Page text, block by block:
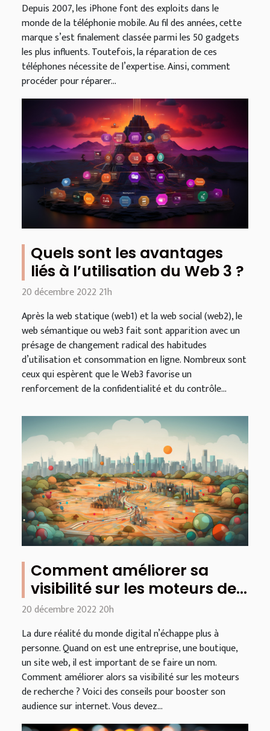
Depuis 2007, les iPhone font des exploits dans le
monde de la téléphonie mobile. Au fil des années, cette
marque s’est finalement classée parmi les 50 gadgets
les plus influents. Toutefois, la réparation de ces
téléphones nécessite de l’expertise. Ainsi, comment
procéder pour réparer...
Quels sont les avantages
liés à l’utilisation du Web 3 ?
20 décembre 2022 21h
Après la web statique (web1) et la web social (web2), le
web sémantique ou web3 fait sont apparition avec un
présage de changement radical des habitudes
d’utilisation et consommation en ligne. Nombreux sont
ceux qui espèrent que le Web3 favorise un
renforcement de la confidentialité et du contrôle...
Comment améliorer sa
visibilité sur les moteurs de
recherche ?
20 décembre 2022 20h
La dure réalité du monde digital n’échappe plus à
personne. Quand on est une entreprise, une boutique,
un site web, il est important de se faire un nom.
Comment améliorer alors sa visibilité sur les moteurs
de recherche ? Voici des conseils pour booster son
audience sur internet. Vous devez...